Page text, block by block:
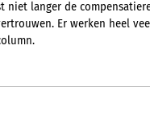
langer de
Er werken heel